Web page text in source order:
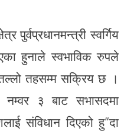
पुर्वप्रधानमन्त्री स्वर्गिय
हुनाले स्वभाविक रुपले
तहसम्म सक्रिय छ ।
नम्वर ३ बाट सभासदमा
संविधान दिएको हु“दा